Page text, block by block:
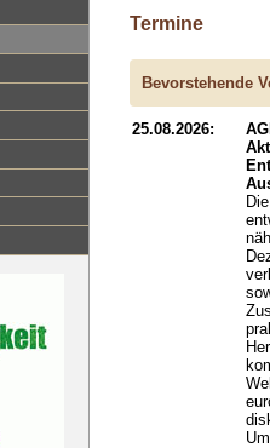
Termine
Bevorstehende
25.08.2026: